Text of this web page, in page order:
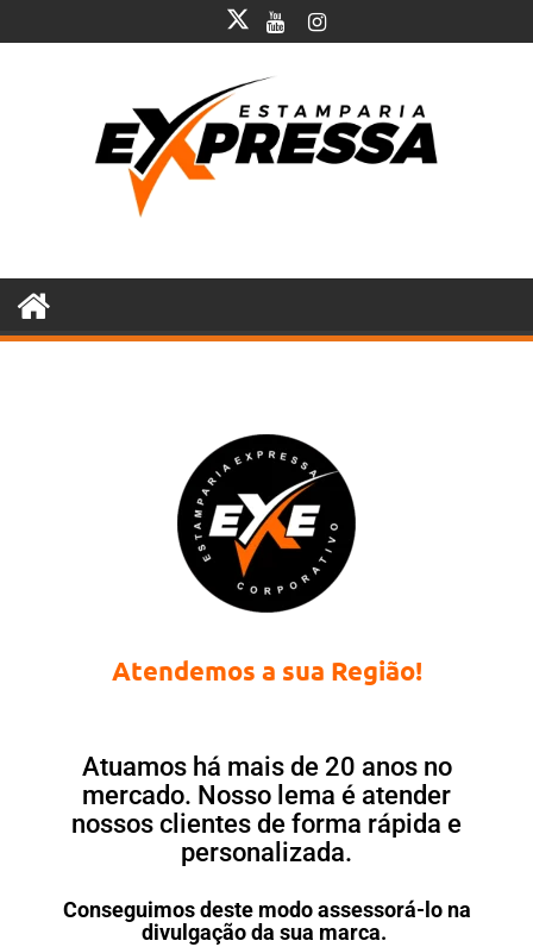
Atendemos a sua Região!
Atuamos há mais de 20 anos no
mercado. Nosso lema é atender
nossos clientes de forma rápida e
personalizada.
Conseguimos deste modo assessorá-lo na
divulgação da sua marca.